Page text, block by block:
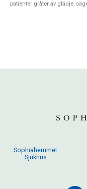
patienter gråter av glädje,
Sophiahemmet
Sjukhus